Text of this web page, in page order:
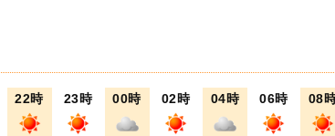
22時 23時 00時 02時 04時 06時 08